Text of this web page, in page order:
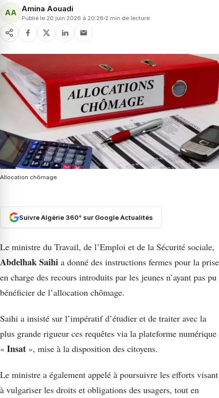
AA Amina Aouadi
Publié le 20 juin 2026 à 20:28 2 min de lecture
Allocation chômage
Suivre Algérie 360° sur Google Actualités
Le ministre du Travail, de l’Emploi et de la Sécurité sociale,
Abdelhak Saihi a donné des instructions fermes pour la prise
en charge des recours introduits par les jeunes n’ayant pas pu
bénéficier de l’allocation chômage.
Saihi a insisté sur l’impératif d’étudier et de traiter avec la
plus grande rigueur ces requêtes via la plateforme numérique
« Insat », mise à la disposition des citoyens.
Le ministre a également appelé à poursuivre les efforts visant
à vulgariser les droits et obligations des usagers, tout en